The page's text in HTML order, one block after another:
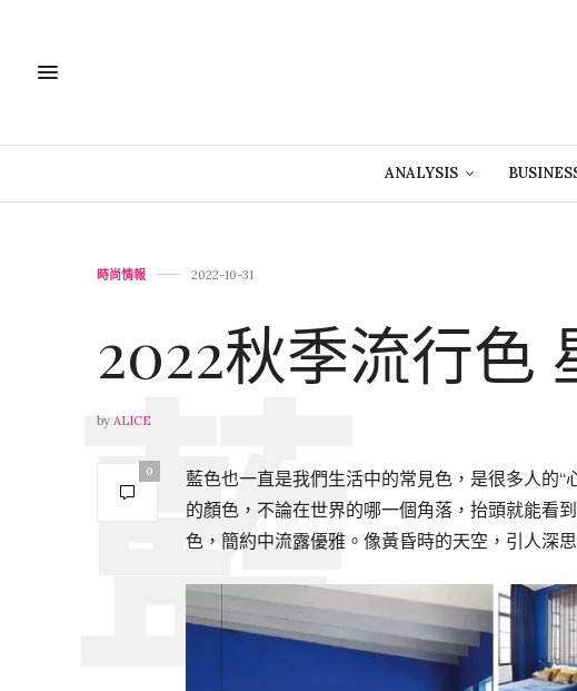
ANALYSIS
時尚情報 2022-10-31
2022秋季流行色
by ALICE
0
藍色也一直是我們生活中的常見色，是很多人的
的顏色，不論在世界的哪一個角落，抬頭就能看
色，簡約中流露優雅。像黃昏時的天空，引人深